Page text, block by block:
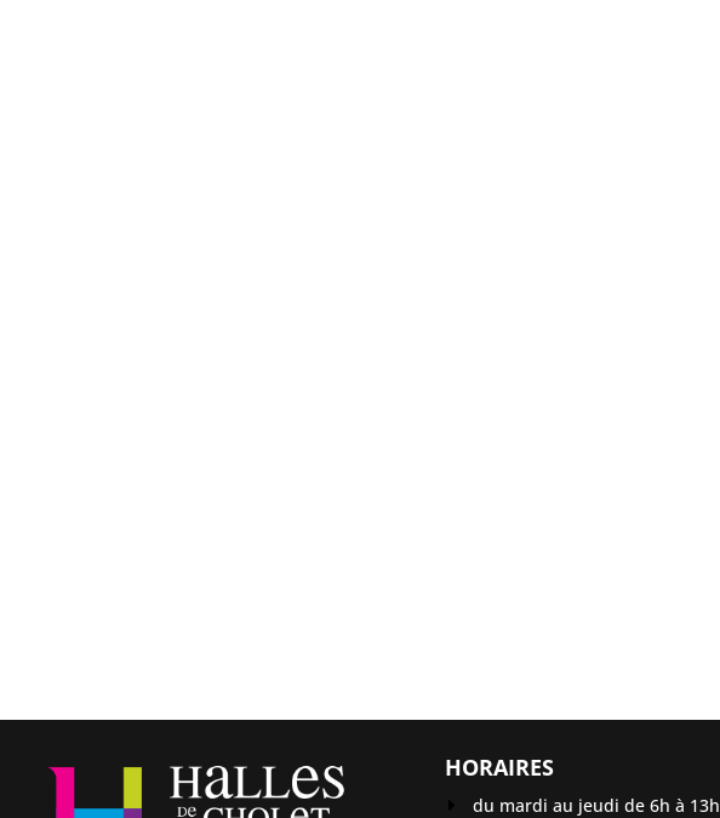
HORAIRES
du mardi au jeudi de 6h à 13h